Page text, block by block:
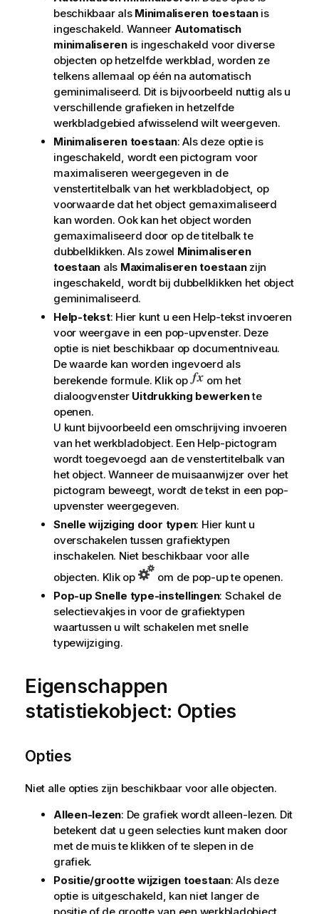
beschikbaar als Minimaliseren toestaanis
ingeschakeld. Wanneer Automatisch
minimaliserenis ingeschakeld voor diverse
objecten op hetzelfde werkblad, worden ze
telkens allemaal op één na automatisch
geminimaliseerd. Dit is bijvoorbeeld nuttig als u
verschillende grafieken in hetzelfde
werkbladgebied afwisselend wilt weergeven.
Minimaliseren toestaan: Als deze optie is
ingeschakeld, wordt een pictogram voor
maximaliseren weergegeven in de
venstertitelbalk van het werkbladobject, op
voorwaarde dat het object gemaximaliseerd
kan worden. Ook kan het object worden
gemaximaliseerd door op de titelbalk te
dubbelklikken. Als zowel Minimaliseren
toestaan als Maximaliseren toestaanzijn
ingeschakeld, wordt bij dubbelklikken het object
geminimaliseerd.
Help-tekst: Hier kunt u een Help-tekst invoeren
voor weergave in een pop-upvenster. Deze
optie is niet beschikbaar op documentniveau.
De waarde kan worden ingevoerd als
berekende formule. Klik op
om het
dialoogvenster Uitdrukking bewerkente
openen.
U kunt bijvoorbeeld een omschrijving invoeren
van het werkbladobject. Een Help-pictogram
wordt toegevoegd aan de venstertitelbalk van
het object. Wanneer de muisaanwijzer over het
pictogram beweegt, wordt de tekst in een pop-
upvenster weergegeven.
Snelle wijziging door typen: Hier kunt u
overschakelen tussen grafiektypen
inschakelen. Niet beschikbaar voor alle
objecten. Klik op
om de pop-up te openen.
Pop-up Snelle type-instellingen: Schakel de
selectievakjes in voor de grafiektypen
waartussen u wilt schakelen met snelle
typewijziging.
Eigenschappen
statistiekobject: Opties
Opties
Niet alle opties zijn beschikbaar voor alle objecten.
Alleen-lezen: De grafiek wordt alleen-lezen. Dit
betekent dat u geen selecties kunt maken door
met de muis te klikken of te slepen in de
grafiek.
Positie/grootte wijzigen toestaan: Als deze
optie is uitgeschakeld, kan niet langer de